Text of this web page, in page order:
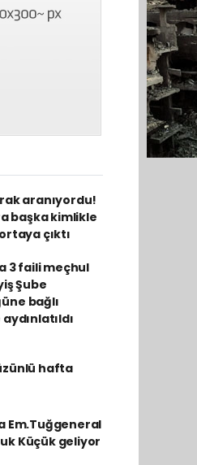
aranıyordu!
başka kimlikle
çıktı
3 faili meçhul
Şube
bağlı
hafta
Em.Tuğgeneral
Küçük geliyor